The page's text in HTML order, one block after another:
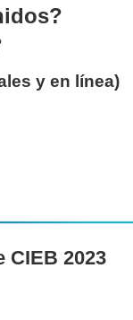
y en línea)
CIEB 2023